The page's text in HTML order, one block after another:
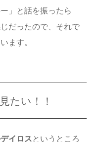
」と話を振ったら
だったので、それで
ます。
たい！！
イロス というところ